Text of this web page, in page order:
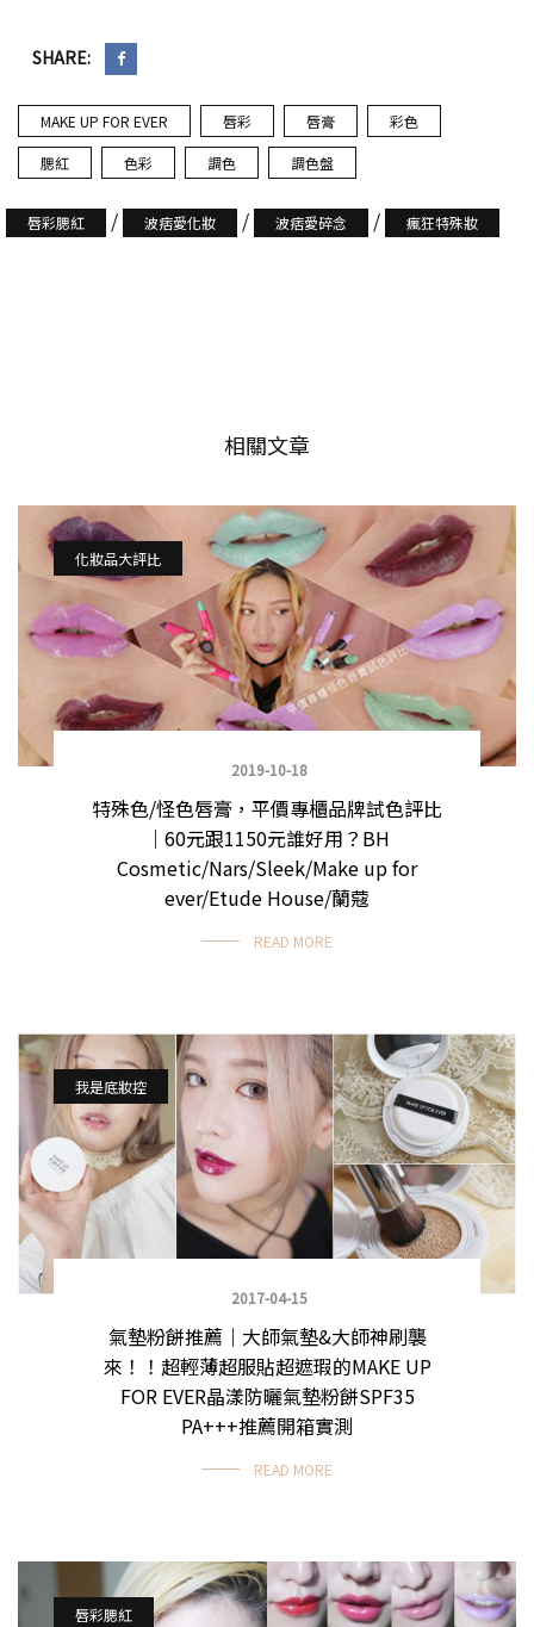
SHARE:
MAKE UP FOR EVER 唇彩 唇膏 彩色
腮紅 色彩 調色 調色盤
唇彩腮紅 / 波痞愛化妝 / 波痞愛碎念 / 瘋狂特殊妝
相關文章
化妝品大評比
2019-10-18
特殊色/怪色唇膏，平價專櫃品牌試色評比
｜60元跟1150元誰好用？BH
Cosmetic/Nars/Sleek/Make up for
ever/Etude House/蘭蔻
READ MORE
我是底妝控
2017-04-15
氣墊粉餅推薦｜大師氣墊&大師神刷襲
來！！超輕薄超服貼超遮瑕的MAKE UP
FOR EVER晶漾防曬氣墊粉餅SPF35
PA+++推薦開箱實測
READ MORE
唇彩腮紅